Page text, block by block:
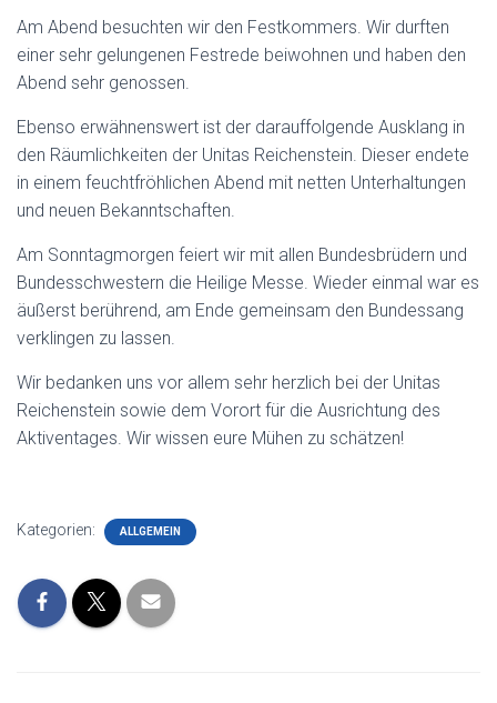
Am Abend besuchten wir den Festkommers. Wir durften
einer sehr gelungenen Festrede beiwohnen und haben den
Abend sehr genossen.
Ebenso erwähnenswert ist der darauffolgende Ausklang in
den Räumlichkeiten der Unitas Reichenstein. Dieser endete
in einem feuchtfröhlichen Abend mit netten Unterhaltungen
und neuen Bekanntschaften.
Am Sonntagmorgen feiert wir mit allen Bundesbrüdern und
Bundesschwestern die Heilige Messe. Wieder einmal war es
äußerst berührend, am Ende gemeinsam den Bundessang
verklingen zu lassen.
Wir bedanken uns vor allem sehr herzlich bei der Unitas
Reichenstein sowie dem Vorort für die Ausrichtung des
Aktiventages. Wir wissen eure Mühen zu schätzen!
Kategorien: ALLGEMEIN